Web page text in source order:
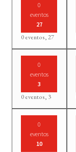
0
eventos
27
0 eventos,27
0
eventos
3
0 eventos, 3
0
eventos
10